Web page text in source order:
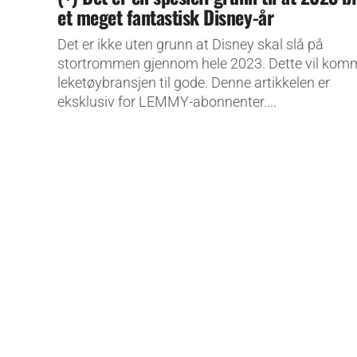
et meget fantastisk Disney-år
Det er ikke uten grunn at Disney skal slå på
stortrommen gjennom hele 2023. Dette vil
leketøybransjen til gode. Denne artikkelen er
eksklusiv for LEMMY-abonnenter....